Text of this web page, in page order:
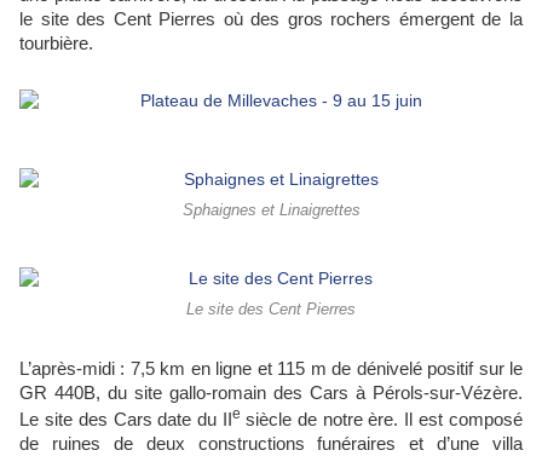
le site des Cent Pierres où des gros rochers émergent de la
tourbière.
Sphaignes et Linaigrettes
Le site des Cent Pierres
L’après-midi : 7,5 km en ligne et 115 m de dénivelé positif sur le
GR 440B, du site gallo-romain des Cars à Pérols-sur-Vézère.
Le site des Cars date du IIe siècle de notre ère. Il est composé
de ruines de deux constructions funéraires et d’une villa